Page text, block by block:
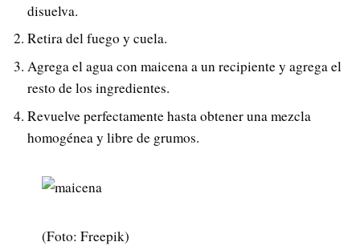
disuelva.
Retira del fuego y cuela.
Agrega el agua con maicena a un recipiente y agrega el
resto de los ingredientes.
Revuelve perfectamente hasta obtener una mezcla
homogénea y libre de grumos.
(Foto: Freepik)